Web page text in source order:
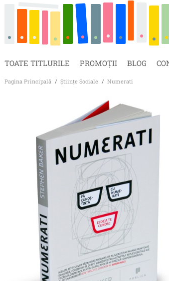
TOATE TITLURILE PROMOȚII BLOG
Pagina Principală / Științe Sociale / Numerati